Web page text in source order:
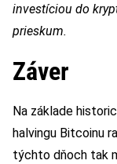
investíciou do
prieskum.
Záver
Na základe
halvingu Bitcoinu
týchto dňoch tak